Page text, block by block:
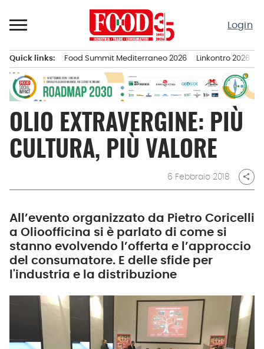
al
Login
principale
Quick links: Food Summit Mediterraneo 2026 Linkontro 2026
OLIO EXTRAVERGINE: PIÙ
CULTURA, PIÙ VALORE
6 Febbraio 2018 share
All’evento organizzato da Pietro Coricelli
a Olioofficina si è parlato di come si
stanno evolvendo l’offerta e l’approccio
del consumatore. E delle sfide per
l'industria e la distribuzione